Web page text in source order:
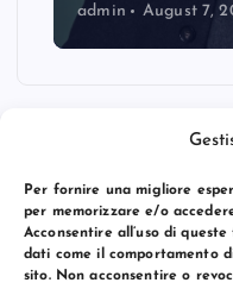
Per fornire una migliore
per memorizzare e/o
Acconsentire all’uso di
dati come il comportamento
sito. Non acconsentire o
admin August 7,